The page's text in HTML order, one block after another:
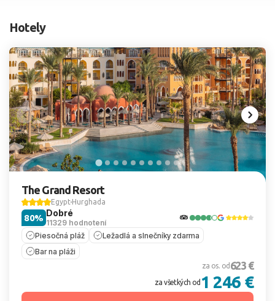
Hotely
The Grand Resort
Egypt Hurghada
Dobré
11329 hodnotení
80%
Piesočná pláž
Ležadlá a slnečníky zdarma
Bar na pláži
za os. od 623 €
za všetkých od 1 246 €